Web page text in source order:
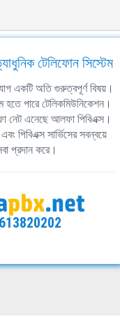
টেলিফোন সিস্টেম
একটি অতি গুরুত্বপূর্ণ বিষয়।
পারে টেলিকমিউনিকেশন।
এনেছে আলফা পিবিএক্স।
পিবিএক্স সার্ভিসের সবন্বয়ে
প্রদান করে।